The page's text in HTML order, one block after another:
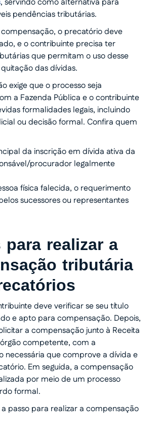
pendências tributárias.
compensação, o precatório deve
e o contribuinte precisa ter
que permitam o uso desse
das dívidas.
exige que o processo seja
a Fazenda Pública e o contribuinte
formalidades legais, incluindo
ou decisão formal. Confira quem
da inscrição em dívida ativa da
procurador legalmente
física falecida, o requerimento
sucessores ou representantes
para realizar a
tributária
deve verificar se seu título
e apto para compensação. Depois,
a compensação junto à Receita
competente, com a
necessária que comprove a dívida e
Em seguida, a compensação
por meio de um processo
formal.
a passo para realizar a compensação